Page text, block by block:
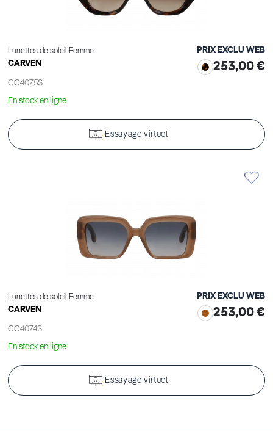
Lunettes de soleil Femme
CARVEN
CC4075S
PRIX EXCLU WEB
253,00 €
En stock en ligne
Essayage virtuel
Lunettes de soleil Femme
CARVEN
CC4074S
PRIX EXCLU WEB
253,00 €
En stock en ligne
Essayage virtuel